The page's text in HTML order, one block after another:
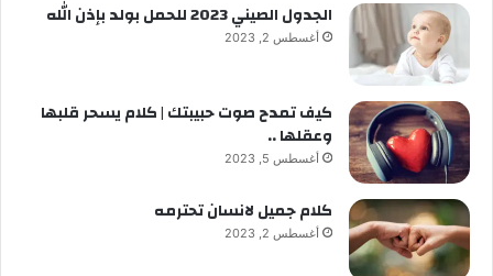
الجدول الصيني 2023 للحمل بولد بإذن الله
أغسطس 2, 2023
كيف تمدح صوت حبيبتك | كلام يسحر قلبها
وعقلها ..
أغسطس 5, 2023
كلام جميل لانسان تحترمه
أغسطس 2, 2023